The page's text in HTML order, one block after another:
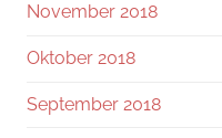
November 2018
Oktober 2018
September 2018